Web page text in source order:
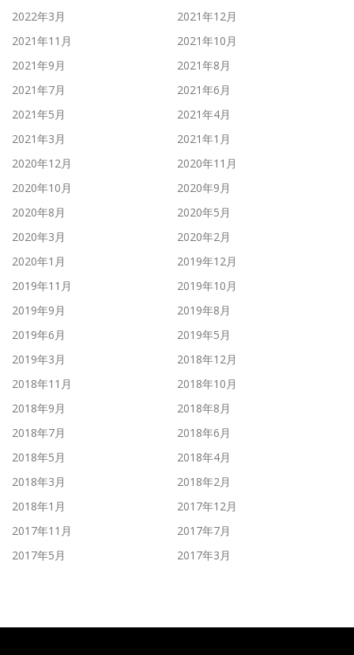
2022年3月
2021年12月
2021年11月
2021年10月
2021年9月
2021年8月
2021年7月
2021年6月
2021年5月
2021年4月
2021年3月
2021年1月
2020年12月
2020年11月
2020年10月
2020年9月
2020年8月
2020年5月
2020年3月
2020年2月
2020年1月
2019年12月
2019年11月
2019年10月
2019年9月
2019年8月
2019年6月
2019年5月
2019年3月
2018年12月
2018年11月
2018年10月
2018年9月
2018年8月
2018年7月
2018年6月
2018年5月
2018年4月
2018年3月
2018年2月
2018年1月
2017年12月
2017年11月
2017年7月
2017年5月
2017年3月